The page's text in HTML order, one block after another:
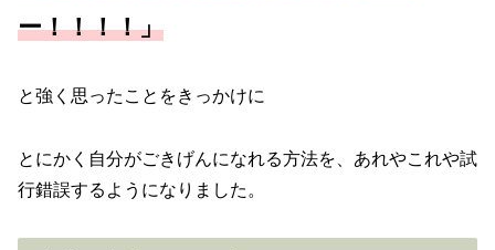
ー！！！！」
と強く思ったことをきっかけに
とにかく自分がごきげんになれる方法を、あれやこれや試
行錯誤するようになりました。